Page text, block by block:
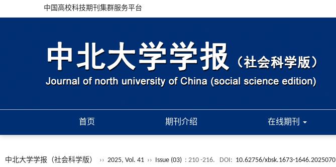
中国高校科技期刊集群服务平台
首页 期刊介绍 在线期刊
中北大学学报（社会科学版） ›› 2025, Vol. 41 ›› Issue (03) : 210 -216. DOI: 10.62756/xbsk.1673-1646.2025070